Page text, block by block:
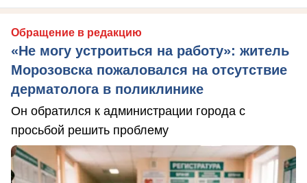
Обращение в редакцию
«Не могу устроиться на работу»: житель
Морозовска пожаловался на отсутствие
дерматолога в поликлинике
Он обратился к администрации города с
просьбой решить проблему